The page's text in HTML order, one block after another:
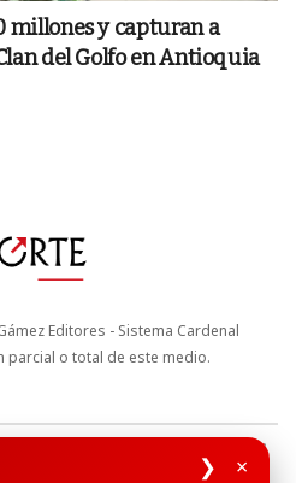
❯ ×
millones y capturan a
del Golfo en Antioquia
Editores - Sistema Cardenal
parcial o total de este medio.
de Autor y Propiedad Intelectual
Política de Tratamiento de Datos